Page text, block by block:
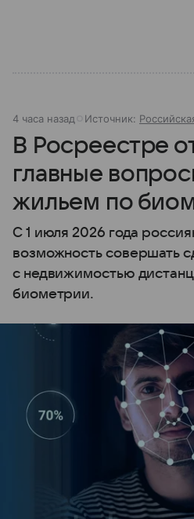
4 часа назад Источник:
В Росреестре
главные
жильем по
С 1 июля 2026 года
возможность совершать
с недвижимостью
биометрии.